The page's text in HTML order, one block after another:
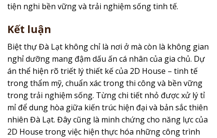
tiện nghi bền vững và trải nghiệm sống tinh tế.
Kết luận
Biệt thự Đà Lạt không chỉ là nơi ở mà còn là không gian
nghỉ dưỡng mang đậm dấu ấn cá nhân của gia chủ. Dự
án thể hiện rõ triết lý thiết kế của 2D House – tinh tế
trong thẩm mỹ, chuẩn xác trong thi công và bền vững
trong trải nghiệm sống. Từng chi tiết nhỏ được xử lý tỉ
mỉ để dung hòa giữa kiến trúc hiện đại và bản sắc thiên
nhiên Đà Lạt. Đây cũng là minh chứng cho năng lực của
2D House trong việc hiện thực hóa những công trình